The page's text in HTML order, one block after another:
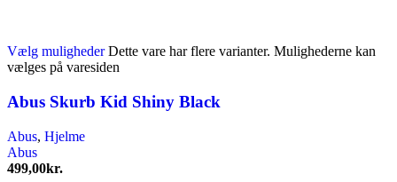
Vælg muligheder Dette vare har flere varianter. Mulighederne kan
vælges på varesiden
Abus Skurb Kid Shiny Black
Abus, Hjelme
Abus
499,00kr.